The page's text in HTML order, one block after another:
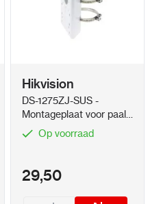
Hikvision
DS-1275ZJ-SUS -
Montageplaat voor paal
Wit Op voorraad
29,50